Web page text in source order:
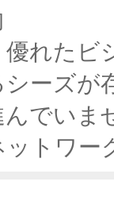
れたビ
シーズが
でいま
トワー